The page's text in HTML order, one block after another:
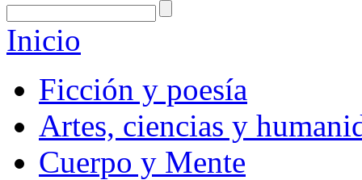
Inicio
Ficción y poesía
Artes, ciencias y
Cuerpo y Mente